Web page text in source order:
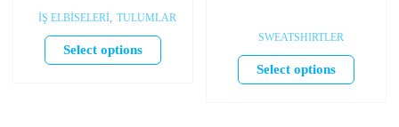
İŞ ELBİSELERİ, TULUMLAR
Select options
SWEATSHIRTLER
Select options